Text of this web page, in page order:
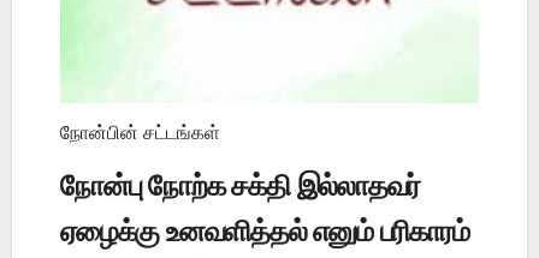
நோன்பின் சட்டங்கள்
நோன்பு நோற்க சக்தி இல்லாதவர்
ஏழைக்கு உனவளித்தல் எனும் பரிகாரம்